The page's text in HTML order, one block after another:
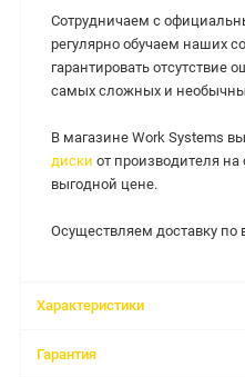
Сотрудничаем с
регулярно обучаем наших
гарантировать
самых сложных и
В магазине Work Systems
диски от производителя
выгодной цене.
Осуществляем доставку по
Характеристики
Гарантия